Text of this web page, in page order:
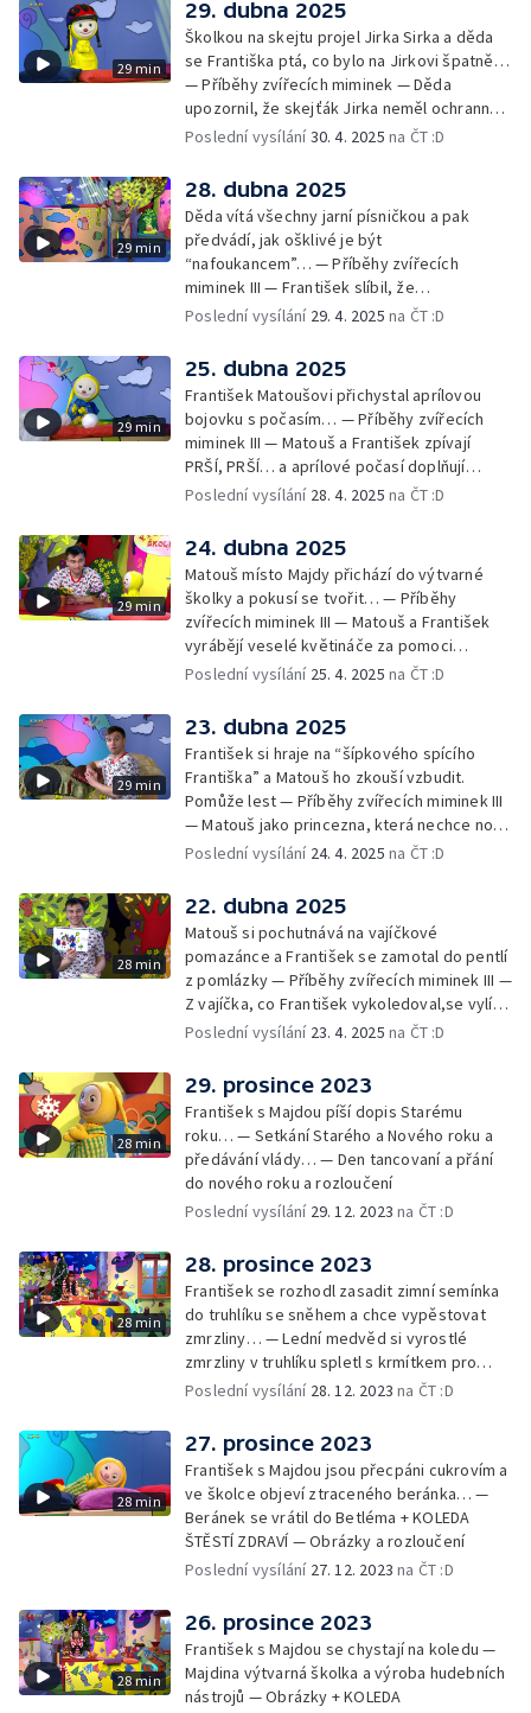
29 min
29. dubna 2025
Školkou na skejtu projel Jirka Sirka a děda
se Františka ptá, co bylo na Jirkovi špatně…
— Příběhy zvířecích miminek — Děda
upozornil, že skejťák Jirka neměl ochranné
pomůcky: helmu a chrániče pro
Obrázky a rozloučení
Poslední vysílání30. 4. 2025 na ČT :D
29 min
28. dubna 2025
Děda vítá všechny jarní písničkou a pak
předvádí, jak ošklivé je být
“nafoukancem”… — Příběhy zvířecích
miminek III — František slíbil, že
nafoukancem nikdy nebude a děda mu písní
Cvoček astronautem — Obrázky a
rozloučení
Poslední vysílání 29. 4. 2025 na ČT :D
29 min
25. dubna 2025
František Matoušovi přichystal aprílovou
bojovku s počasím… — Příběhy zvířecích
miminek III — Matouš a František zpívají
PRŠÍ, PRŠÍ… a aprílové počasí doplňují
deštěm… — Cvoček astronautem —
Poslední vysílání 28. 4. 2025 na ČT :D
29 min
24. dubna 2025
Matouš místo Majdy přichází do výtvarné
školky a pokusí se tvořit… — Příběhy
zvířecích miminek III — Matouš a František
vyrábějí veselé květináče za pomoci
skořápek z velikonočních vajíček… —
obrázky + rozloučení
Poslední vysílání 25. 4. 2025 na ČT :D
29 min
23. dubna 2025
František si hraje na “šípkového spícího
Františka” a Matouš ho zkouší vzbudit.
Pomůže lest — Příběhy zvířecích miminek III
— Matouš jako princezna, která nechce nosit
brýle… — Cvoček astronautem — Nestyďte
Poslední vysílání 24. 4. 2025 na ČT :D
28 min
22. dubna 2025
Matouš si pochutnává na vajíčkové
pomazánce a František se zamotal do pentlí
z pomlázky — Příběhy zvířecích miminek III —
Z vajíčka, co František vykoledoval,se vylíhl
drak. Nejí princezny, ale miluje vajíčkovou
Rozloučení
Poslední vysílání 23. 4. 2025 na ČT :D
28 min
29. prosince 2023
František s Majdou píší dopis Starému
roku… — Setkání Starého a Nového roku a
předávání vlády… — Den tancovaní a přání
do nového roku a rozloučení
Poslední vysílání 29. 12. 2023 na ČT :D
28 min
28. prosince 2023
František se rozhodl zasadit zimní semínka
do truhlíku se sněhem a chce vypěstovat
zmrzliny… — Lední medvěd si vyrostlé
zmrzliny v truhlíku spletl s krmítkem pro
medvědy… — Kompas od medvěda +
Poslední vysílání 28. 12. 2023 na ČT :D
28 min
27. prosince 2023
František s Majdou jsou přecpáni cukrovím a
ve školce objeví ztraceného beránka… —
Beránek se vrátil do Betléma + KOLEDA
ŠTĚSTÍ ZDRAVÍ — Obrázky a rozloučení
Poslední vysílání 27. 12. 2023 na ČT :D
28 min
26. prosince 2023
František s Majdou se chystají na koledu —
Majdina výtvarná školka a výroba hudebních
nástrojů — Obrázky + KOLEDA